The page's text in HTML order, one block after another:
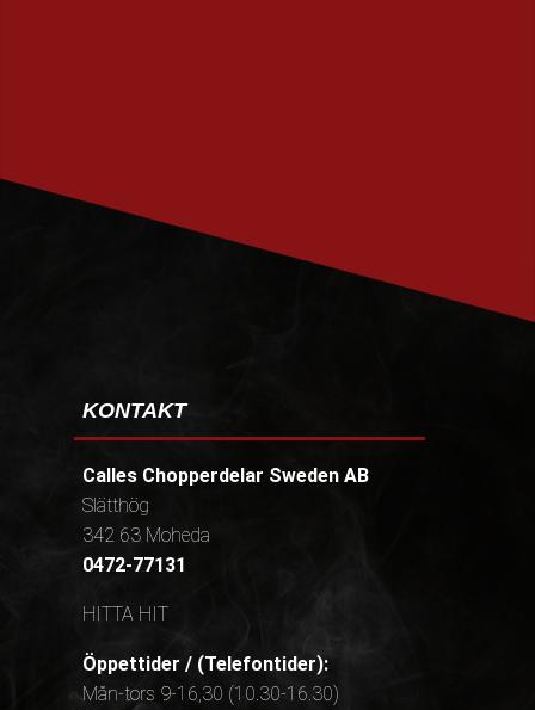
KONTAKT
Calles Chopperdelar Sweden AB
Slätthög
342 63 Moheda
0472-77131
HITTA HIT
Öppettider / (Telefontider):
Mån-tors 9-16,30 (10.30-16.30)